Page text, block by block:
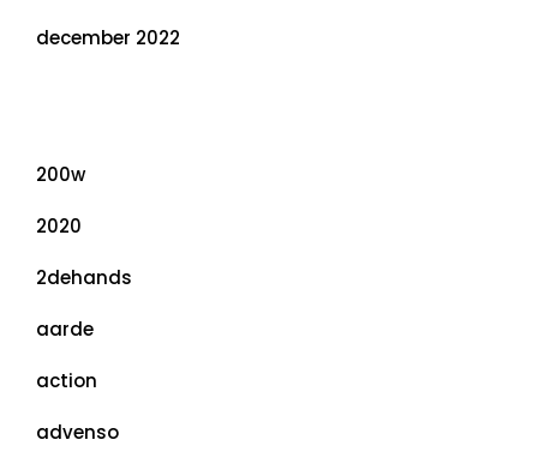
december 2022
200w
2020
2dehands
aarde
action
advenso